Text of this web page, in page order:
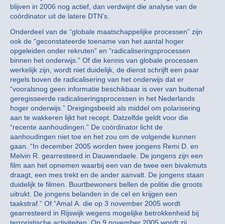
blijven in 2006 nog actief, dan verdwijnt die analyse van de
coördinator uit de latere DTN’s.
Onderdeel van de “globale maatschappelijke processen” zijn
ook de “geconstateerde toename van het aantal hoger
opgeleiden onder rekruten” en “radicaliseringsprocessen
binnen het onderwijs.” Of die kennis van globale processen
werkelijk zijn, wordt niet duidelijk, de dienst schrijft een paar
regels boven de radicalisering van het onderwijs dat er
“vooralsnog geen informatie beschikbaar is over van buitenaf
geregisseerde radicaliseringsprocessen in het Nederlands
hoger onderwijs.” Dreigingsbeeld als middel om polarisering
aan te wakkeren lijkt het recept. Datzelfde geldt voor die
“recente aanhoudingen.” De coördinator licht de
aanhoudingen niet toe en het zou om de volgende kunnen
gaan. “In december 2005 worden twee jongens Remi D. en
Melvin R. gearresteerd in Dauwendaele. De jongens zijn een
film aan het opnemen waarbij een van de twee een bivakmuts
draagt, een mes trekt en de ander aanvalt. De jongens staan
duidelijk te filmen. Buurtbewoners bellen de politie die groots
uitrukt. De jongens belanden in de cel en krijgen een
taakstraf.” Of “Amal A. die op 3 november 2005 wordt
gearresteerd in Rijswijk wegens mogelijke betrokkenheid bij